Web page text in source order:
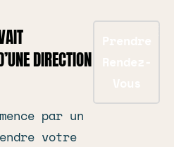
DIRECTION
par un
votre